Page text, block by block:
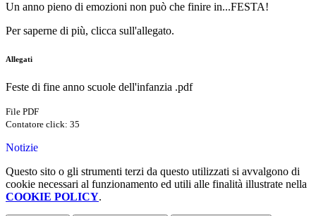
Un anno pieno di emozioni non può che finire in...FESTA!
Per saperne di più, clicca sull'allegato.
Allegati
Feste di fine anno scuole dell'infanzia .pdf
File PDF
Contatore click: 35
Notizie
Questo sito o gli strumenti terzi da questo utilizzati si avvalgono di
cookie necessari al funzionamento ed utili alle finalità illustrate nella
COOKIE POLICY.